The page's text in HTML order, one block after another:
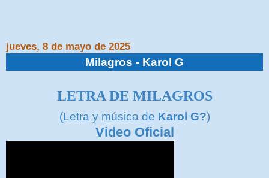
jueves, 8 de mayo de 2025
Milagros - Karol G
LETRA DE MILAGROS
(Letra y música de Karol G?)
Video Oficial